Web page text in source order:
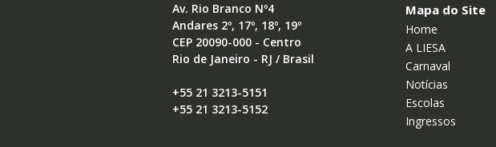
Av. Rio Branco Nº4
Andares 2º, 17º, 18º, 19º
CEP 20090-000 - Centro
Rio de Janeiro - RJ / Brasil
+55 21 3213-5151
+55 21 3213-5152
Mapa do Site
Home
A LIESA
Carnaval
Notícias
Escolas
Ingressos